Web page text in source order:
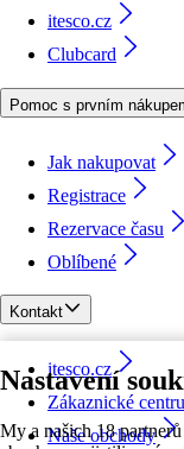
Nastavení
My a našich 18
itesco.cz
Clubcard
Pomoc s prvním
Jak nakupovat
Registrace
Rezervace času
Oblíbené
Kontakt
itesco.cz
Zákaznické
Naše obchody